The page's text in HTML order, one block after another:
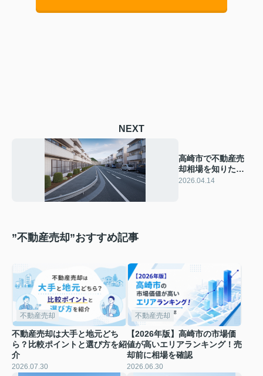
NEXT
高崎市で不動産売
却相場を知りたい
方へ！問屋町井野
2026.04.14
”不動産売却”おすすめ記事
不動産売却
不動産売却は大手と地元どち
ら？比較ポイントと選び方を紹
介
2026.07.30
不動産売却
【2026年版】高崎市の市場価
値が高いエリアランキング！売
却前に相場を確認
2026.06.30